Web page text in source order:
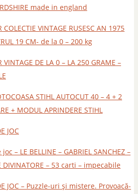
made in england
COLECTIE VINTAGE RUSESC AN 1975
19 CM- de la 0 – 200 kg
VINTAGE DE LA 0 – LA 250 GRAME –
STIHL AUTOCUT 40 – 4 + 2
+ MODUL APRINDERE STIHL
JOC
– LE BELLINE – GABRIEL SANCHEZ –
DIVINATORE – 53 carti – impecabile
JOC – Puzzle-uri și mistere. Provoacă-